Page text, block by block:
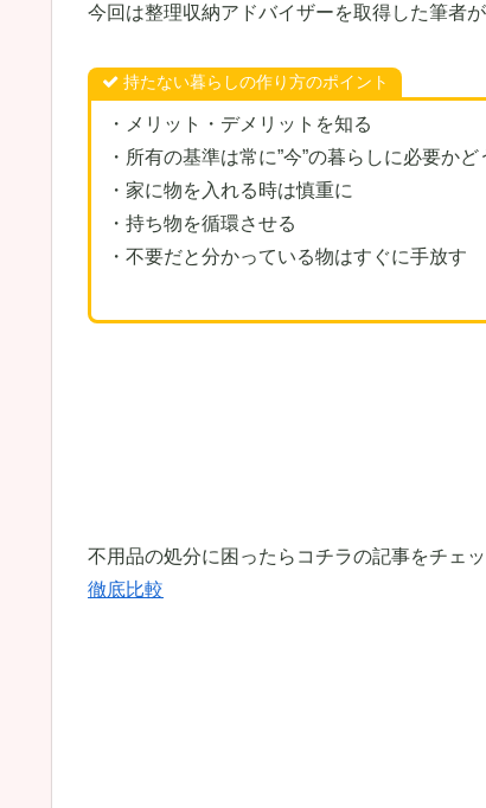
今回は整理収納アドバイザーを取得した筆者
持たない暮らしの作り方のポイント
・メリット・デメリットを知る
・所有の基準は常に”今”の暮らしに必要かど
・家に物を入れる時は慎重に
・持ち物を循環させる
・不要だと分かっている物はすぐに手放す
不用品の処分に困ったらコチラの記事をチェ
徹底比較